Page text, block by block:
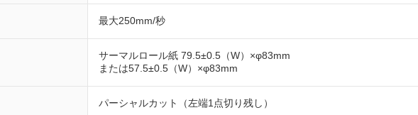
最大250mm/秒
サーマルロール紙 79.5±0.5（W）×φ83mm
または57.5±0.5（W）×φ83mm
パーシャルカット（左端1点切り残し）